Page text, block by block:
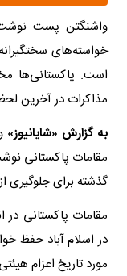
واشنگتن پست
خواسته‌های
است. پاکستانی‌ها
مذاکرات در آخرین
به گزارش «شایانیوز»
گذشته برای
مقامات پاکستانی در
در اسلام آباد حفظ
مورد تاریخ اعزام